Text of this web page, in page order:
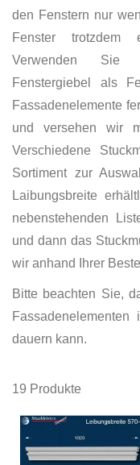
den Fenstern nur
Fenster trotzdem
Verwenden Sie
Fenstergiebel als
Fassadenelemente
und versehen wir
Verschiedene
Sortiment zur
Laibungsbreite
nebenstehenden
und dann das
wir anhand Ihrer
Bitte beachten Sie,
dauern kann.
19 Produkte